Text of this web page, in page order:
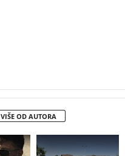
VIŠE OD AUTORA